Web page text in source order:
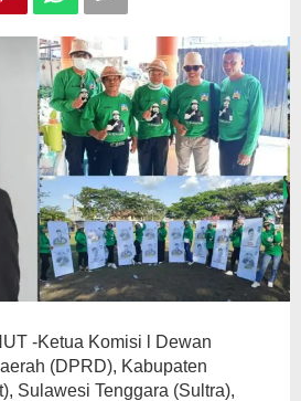
-Ketua Komisi l Dewan
(DPRD), Kabupaten
Sulawesi Tenggara (Sultra),